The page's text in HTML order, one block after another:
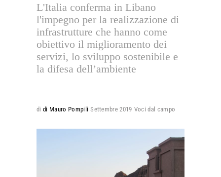
L'Italia conferma in Libano
l'impegno per la realizzazione di
infrastrutture che hanno come
obiettivo il miglioramento dei
servizi, lo sviluppo sostenibile e
la difesa dell’ambiente
di di Mauro Pompili Settembre 2019 Voci dal campo